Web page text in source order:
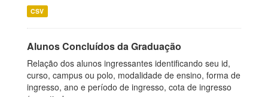
CSV
Alunos Concluídos da Graduação
Relação dos alunos ingressantes identificando seu id,
curso, campus ou polo, modalidade de ensino, forma de
ingresso, ano e período de ingresso, cota de ingresso